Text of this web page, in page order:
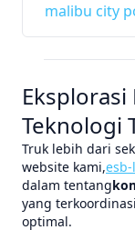
malibu city
Teknologi
Truk lebih dari
website kami,
dalam tentang
yang
optimal.